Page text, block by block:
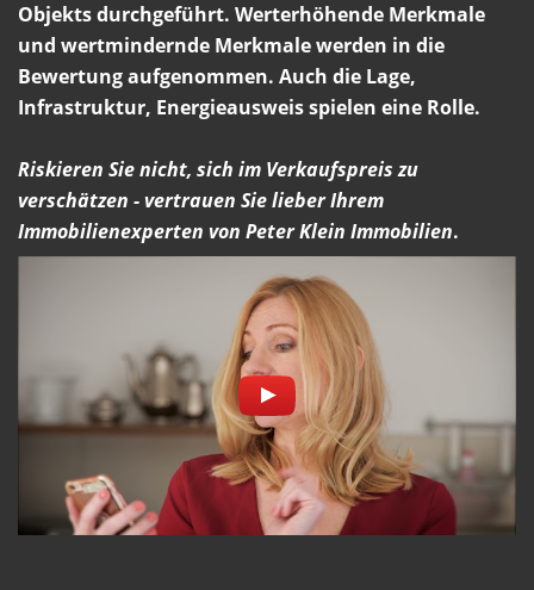
Objekts durchgeführt. Werterhöhende Merkmale
und wertmindernde Merkmale werden in die
Bewertung aufgenommen. Auch die Lage,
Infrastruktur, Energieausweis spielen eine Rolle.
Riskieren Sie nicht, sich im Verkaufspreis zu
verschätzen - vertrauen Sie lieber Ihrem
Immobilienexperten von Peter Klein Immobilien.